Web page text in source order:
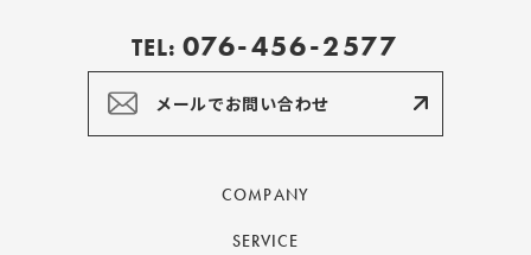
TEL: 076-456-2577
メールでお問い合わせ
COMPANY
SERVICE